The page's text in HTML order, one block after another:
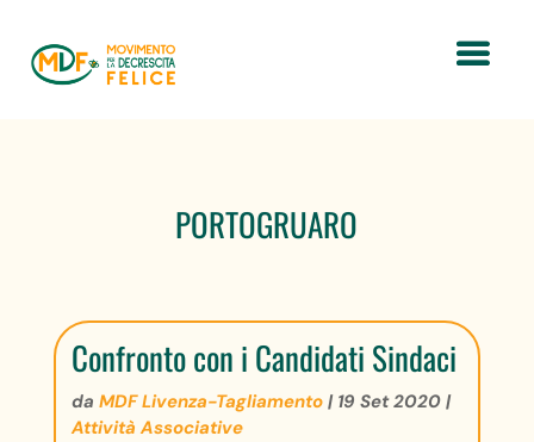
PORTOGRUARO
Confronto con i Candidati Sindaci
da MDF Livenza-Tagliamento| 19 Set 2020|
Attività Associative